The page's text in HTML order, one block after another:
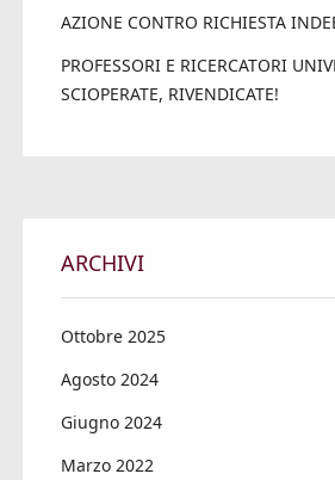
AZIONE CONTRO RICHIESTA
PROFESSORI E RICERCATORI
SCIOPERATE, RIVENDICATE!
ARCHIVI
Ottobre 2025
Agosto 2024
Giugno 2024
Marzo 2022